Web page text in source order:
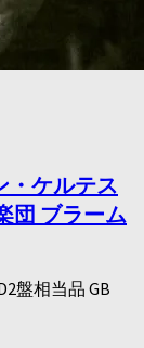
・ケルテス
団 ブラーム
盤相当品 GB